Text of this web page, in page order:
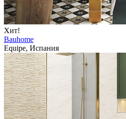
Хит!
Bauhome
Equipe, Испания